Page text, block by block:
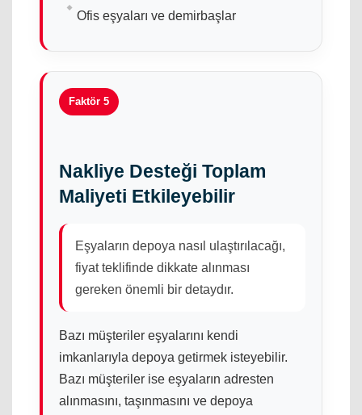
Ofis eşyaları ve demirbaşlar
Faktör 5
Nakliye Desteği Toplam
Maliyeti Etkileyebilir
Eşyaların depoya nasıl ulaştırılacağı,
fiyat teklifinde dikkate alınması
gereken önemli bir detaydır.
Bazı müşteriler eşyalarını kendi
imkanlarıyla depoya getirmek isteyebilir.
Bazı müşteriler ise eşyaların adresten
alınmasını, taşınmasını ve depoya